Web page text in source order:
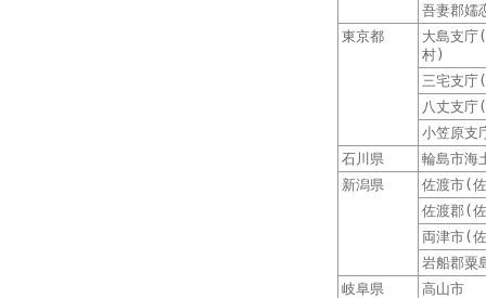
吾妻郡嬬
東京都
大島支庁
村)
三宅支庁
八丈支庁
小笠原支
石川県
輪島市海
新潟県
佐渡市(
佐渡郡(
両津市(
岩船郡粟
岐阜県
高山市